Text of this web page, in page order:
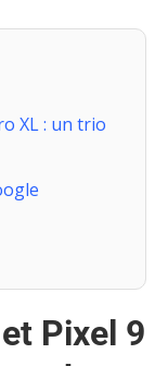
XL : un trio
Pixel 9